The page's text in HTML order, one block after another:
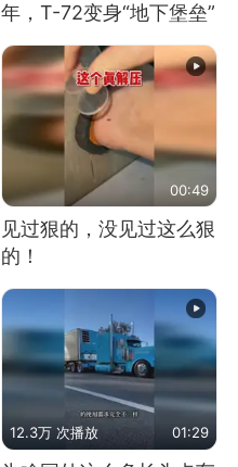
年，T-72变身“地下堡垒”
00:49
见过狠的，没见过这么狠
的！
12.3万 次播放 01:29